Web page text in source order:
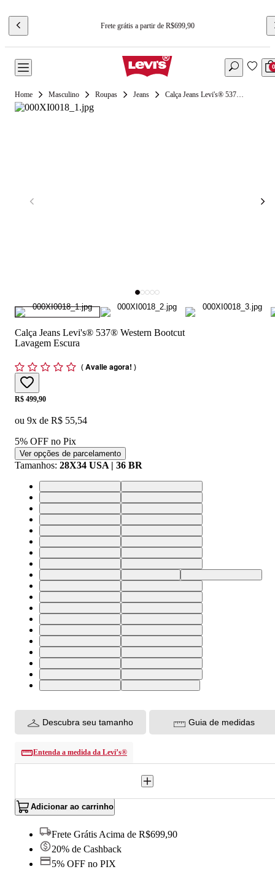
Frete grátis a partir de R$699,90
0
Masculino Roupas Jeans Calça Jeans Levi's® 537® Western Bootcut Lavagem Escura
Calça Jeans Levi's® 537® Western Bootcut
Lavagem Escura
(Avalie agora! )
Price:
R$ 499,90
ou 9x de R$ 55,54
5% OFF no Pix
Ver opções de parcelamento
Tamanhos: 28X34 USA | 36 BR
28X32 USA | 36 BR28X34 USA | 36 BR
30X32 USA | 38 BR30X34 USA | 38 BR
32X32 USA | 40 BR32X34 USA | 40 BR
33X32 USA | 42 BR33X34 USA | 42 BR
34X32 USA | 44 BR34X34 USA | 44 BR
36X32 USA | 46 BR36X34 USA | 46 BR
38X32 USA | 48 BR40X32 USA | 50 BR
40X34 USA | 50 BR42X34 USA | 52 BR
44X34 USA | 54 BR38X34 | 48 BR29X34 USA | 37 BR
29X32 USA | 37 BR31X32 USA | 39 BR
42X32 USA | 52 BR32X30 USA | 40 BR
34X30 USA | 44 BR38X30 USA | 48 BR
40X30 USA | 50 BR42X30 USA | 52 BR
36X36 USA | 46 BR38X36 USA | 48 BR
40X36 USA | 50 BR35X34 USA | 45 BR
32X36 USA | 40 BR33X36 USA | 42 BR
34X36 USA | 44 BR30X30 USA | 38 BR
30X36 USA | 38 BR33X30 USA | 42 BR
36X30 USA | 46 BR32x33 USA | 40 BR
Descubra seu tamanho Guia de medidas
Entenda a medida da Levi’s®
Adicionar ao carrinho
Frete Grátis Acima de R$699,90
20% de Cashback
5% OFF no PIX